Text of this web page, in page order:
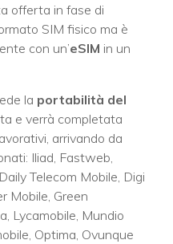
offerta in fase di
SIM fisico ma è
con un’eSIM in un
la portabilità del
e verrà completata
arrivando da
Iliad, Fastweb,
Telecom Mobile, Digi
Mobile, Green
Lycamobile, Mundio
Optima, Ovunque